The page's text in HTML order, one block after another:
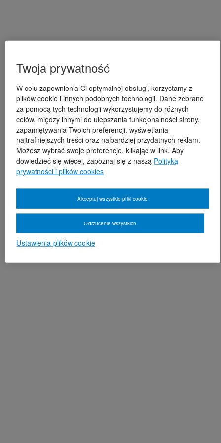
Twoja prywatność
W celu zapewnienia Ci optymalnej obsługi, korzystamy z
plików cookie i innych podobnych technologii. Dane zebrane
za pomocą tych technologii wykorzystujemy do różnych
celów, między innymi do ulepszania funkcjonalności strony,
zapamiętywania Twoich preferencji, wyświetlania
najtrafniejszych treści oraz najbardziej przydatnych reklam.
Możesz wybrać swoje preferencje, klikając w link. Aby
dowiedzieć się więcej, zapoznaj się z naszą Polityką
prywatności i plików cookies
Ustawienia plików cookie
Odrzucenie wszystkich
Akceptuj wszystkie pliki cookie